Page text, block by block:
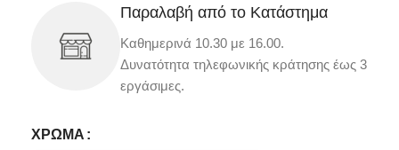
Παραλαβή από το Κατάστημα
Καθημερινά 10.30 με 16.00.
Δυνατότητα τηλεφωνικής κράτησης έως 3
εργάσιμες.
ΧΡΏΜΑ